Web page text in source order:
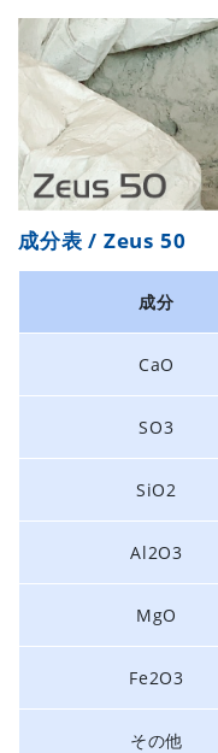
成分表 / Zeus 50
成分
CaO
SO3
SiO2
Al2O3
MgO
Fe2O3
その他